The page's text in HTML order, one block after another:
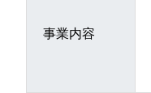
事業内容